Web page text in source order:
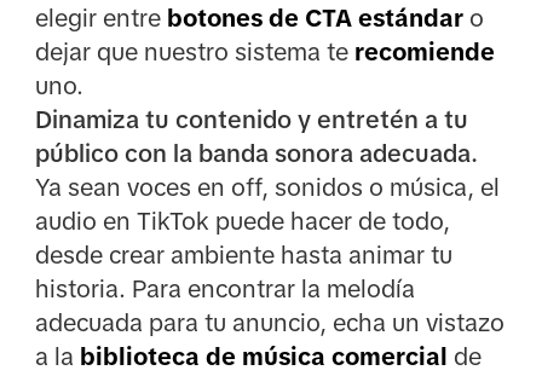
elegir entre botones de CTA estándaro
dejar que nuestro sistema te recomiende
uno.
Dinamiza tu contenido y entretén a tu
público con la banda sonora adecuada.
Ya sean voces en off, sonidos o música, el
audio en TikTok puede hacer de todo,
desde crear ambiente hasta animar tu
historia. Para encontrar la melodía
adecuada para tu anuncio, echa un vistazo
a la biblioteca de música comercial de